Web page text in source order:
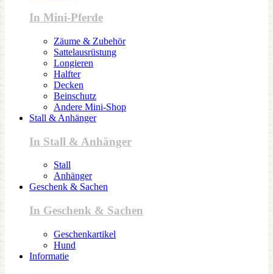
In Mini-Pferde
Zäume & Zubehör
Sattelausrüstung
Longieren
Halfter
Decken
Beinschutz
Andere Mini-Shop
Stall & Anhänger
In Stall & Anhänger
Stall
Anhänger
Geschenk & Sachen
In Geschenk & Sachen
Geschenkartikel
Hund
Informatie